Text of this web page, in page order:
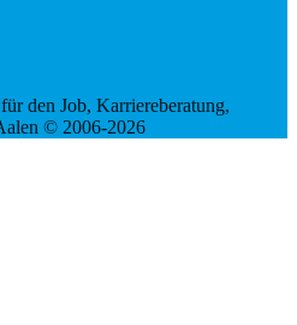
den Job, Karriereberatung,
© 2006-2026